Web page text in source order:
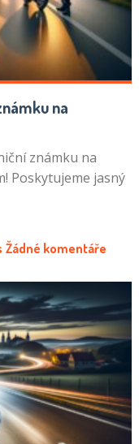
na
známku na
Poskytujeme jasný
Žádné komentáře